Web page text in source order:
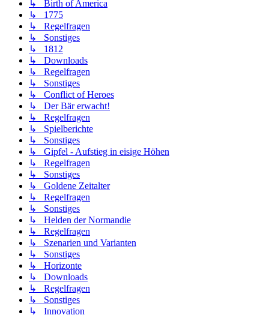
↳ Birth of America
↳ 1775
↳ Regelfragen
↳ Sonstiges
↳ 1812
↳ Downloads
↳ Regelfragen
↳ Sonstiges
↳ Conflict of Heroes
↳ Der Bär erwacht!
↳ Regelfragen
↳ Spielberichte
↳ Sonstiges
↳ Gipfel - Aufstieg in eisige Höhen
↳ Regelfragen
↳ Sonstiges
↳ Goldene Zeitalter
↳ Regelfragen
↳ Sonstiges
↳ Helden der Normandie
↳ Regelfragen
↳ Szenarien und Varianten
↳ Sonstiges
↳ Horizonte
↳ Downloads
↳ Regelfragen
↳ Sonstiges
↳ Innovation